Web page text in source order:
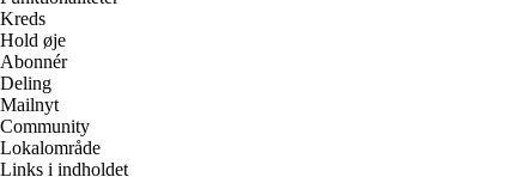
Kreds
Hold øje
Abonnér
Deling
Mailnyt
Community
Lokalområde
Links i indholdet